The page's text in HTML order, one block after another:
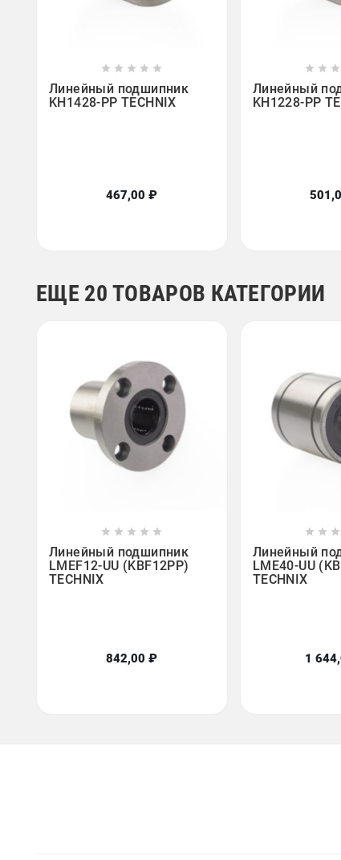
    
Линейный подшипник
KH1428-PP TECHNIX
467,00 ₽
  
Линейный
KH1228-PP
ЕЩЕ 20 ТОВАРОВ КАТЕГОРИИ
    
Линейный подшипник
LMEF12-UU (KBF12PP)
TECHNIX
842,00 ₽
  
Линейный
LME40-UU
TECHNIX
1